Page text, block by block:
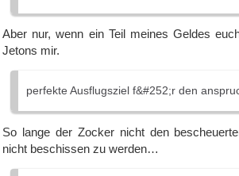
Aber nur, wenn ein Teil meines Geldes
Jetons mir.
perfekte Ausflugsziel f&#252;r den
So lange der Zocker nicht den
nicht beschissen zu werden…